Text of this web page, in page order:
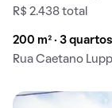
R$ 2.438 total
200 m² · 3
Rua Caetano